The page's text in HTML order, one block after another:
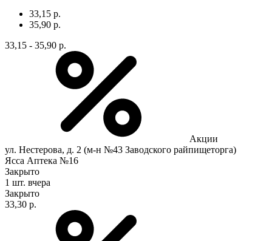
33,15 р.
35,90 р.
33,15 - 35,90 р.
Акции
ул. Нестерова, д. 2 (м-н №43 Заводского райпищеторга)
Ясса Аптека №16
Закрыто
1 шт. вчера
Закрыто
33,30 р.